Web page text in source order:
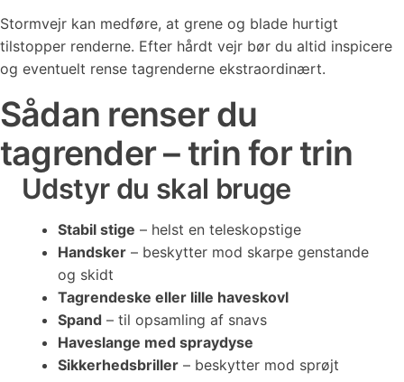
Stormvejr kan medføre, at grene og blade hurtigt
tilstopper renderne. Efter hårdt vejr bør du altid inspicere
og eventuelt rense tagrenderne ekstraordinært.
Sådan renser du
tagrender – trin for trin
Udstyr du skal bruge
Stabil stige – helst en teleskopstige
Handsker – beskytter mod skarpe genstande
og skidt
Tagrendeske eller lille haveskovl
Spand – til opsamling af snavs
Haveslange med spraydyse
Sikkerhedsbriller – beskytter mod sprøjt